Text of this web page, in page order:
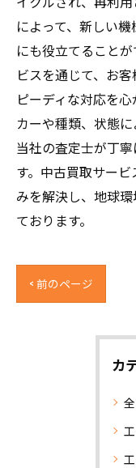
によって、新しい
にも役立てること
ビスを通じて、お
ピーディな対応を
カーや種類、状態
当社の査定士が丁
す。中古買取サー
みを解決し、地球
ております。
< 前のページ
カ